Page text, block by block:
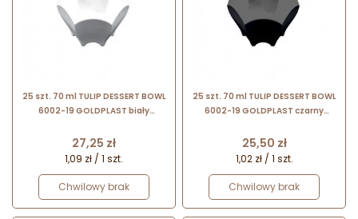
25 szt. 70 ml TULIP DESSERT BOWL
6002-19 GOLDPLAST biały
Cena
27,25 zł
1,09 zł / 1 szt.
Chwilowy brak
25 szt. 70 ml TULIP DESSERT BOWL
6002-19 GOLDPLAST czarny
Cena
25,50 zł
1,02 zł / 1 szt.
Chwilowy brak